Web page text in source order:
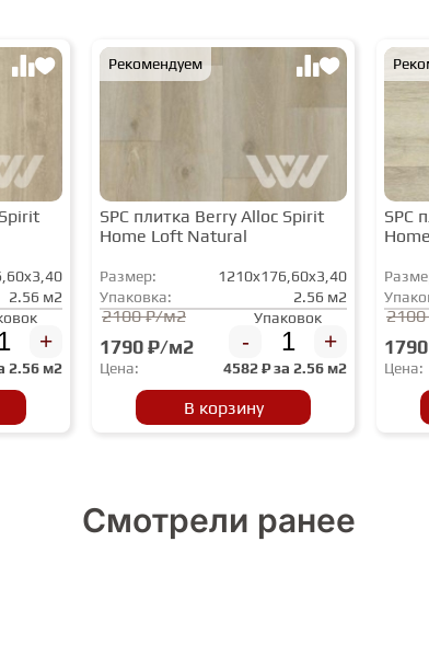
2.56 м2
+
2.56 м2
Рекомендуем
SPC плитка Berry Alloc Spirit
Home Loft Natural
Размер:
1210x176,60x3,40
Упаковка:
2.56 м2
2100 ₽/м2
1790 ₽/м2
Упаковок
- +
Цена: 4582₽ за 2.56 м2
В корзину
SPC
Цена:
Смотрели ранее